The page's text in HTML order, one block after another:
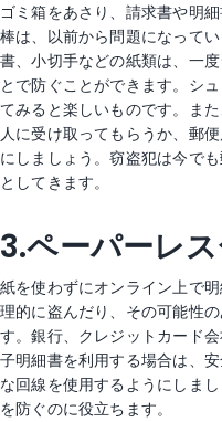
ゴミ箱をあさり、請求書や明
棒は、以前から問題になって
書、小切手などの紙類は、一
とで防ぐことができます。シ
てみると楽しいものです。ま
人に受け取ってもらうか、郵
にしましょう。窃盗犯は今で
としてきます。
3.ペーパーレ
紙を使わずにオンライン上で
理的に盗んだり、その可能性
す。銀行、クレジットカード
子明細書を利用する場合は、
な回線を使用するようにしま
を防ぐのに役立ちます。